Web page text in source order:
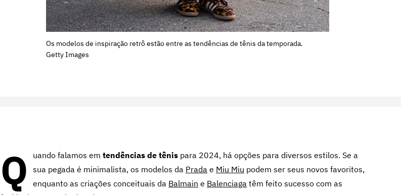
Os modelos de inspiração retrô estão entre as tendências de tênis da temporada.
Getty Images
Q uando falamos em tendências de tênis para 2024, há opções para diversos estilos. Se a
sua pegada é minimalista, os modelos da Prada e Miu Miu podem ser seus novos favoritos,
enquanto as criações conceituais da Balmain e Balenciaga têm feito sucesso com as